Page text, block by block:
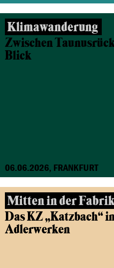
Klimawanderung
Zwischen
Blick
06.06.2026, FRANKFURT
Mitten in der
Das KZ „Katzbach“
Adlerwerken